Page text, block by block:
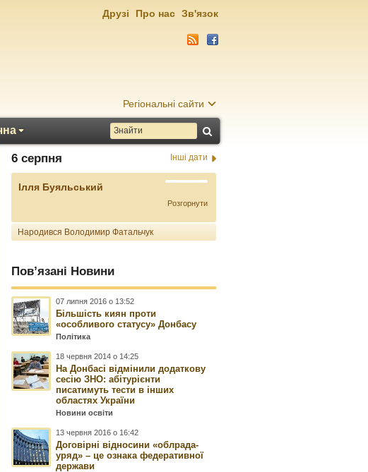
Регіональні сайти
Друзі Про нас Зв'язок
6 серпня Інші дати
Ілля Буяльський
Розгорнути
Народився Володимир Фатальчук
Пов’язані Новини
07 липня 2016 о 13:52
Більшість киян проти
«особливого статусу» Донбасу
Політика
18 червня 2014 о 14:25
На Донбасі відмінили додаткову
сесію ЗНО: абітурієнти
писатимуть тести в інших
областях України
Новини освіти
13 червня 2016 о 16:42
Договірні відносини «облрада-
уряд» – це ознака федеративної
держави